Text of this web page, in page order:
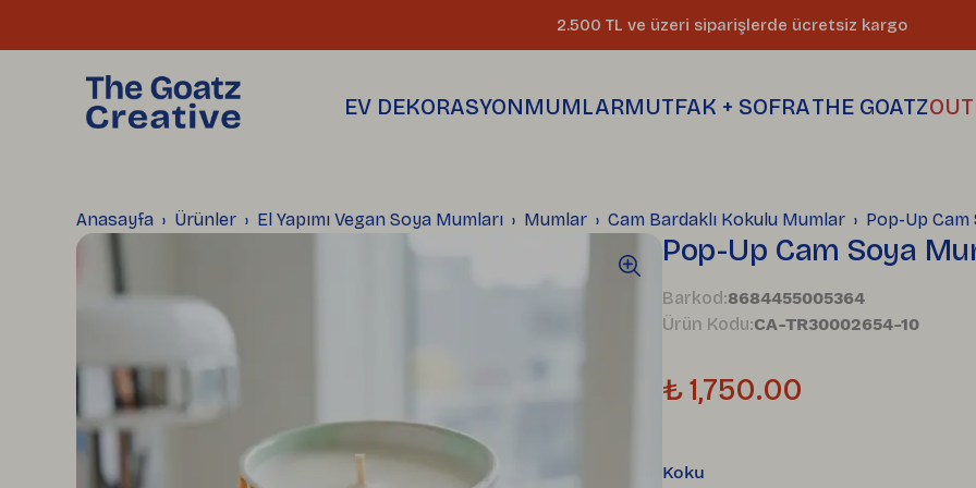
2.500 TL ve üzeri siparişlerde ücretsiz kargo
EV DEKORASYON
Dikkat
MUMLAR
Her mum
MUTFAK + SOFRA
Kahve +
THE GOATZ
Hakkımızda
Üretim Atölyemiz
Toptan Satış
Blog
Anasayfa Ürünler El Yapımı Vegan Soya Mumları Mumlar Cam Bardaklı Kokulu Mumlar Pop-Up
Pop-Up Cam Soya
Barkod:8684455005364
Ürün Kodu:CA-TR30002654-10
₺ 1,750.00
Koku